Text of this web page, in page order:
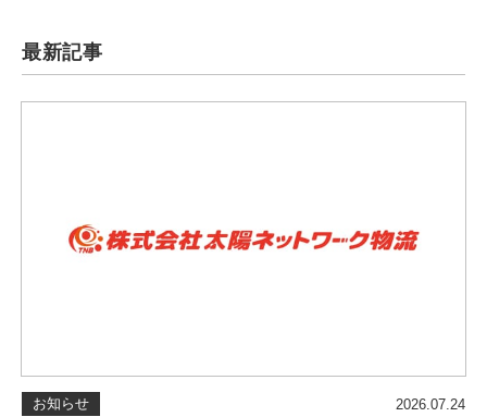
最新記事
お知らせ 2026.07.24